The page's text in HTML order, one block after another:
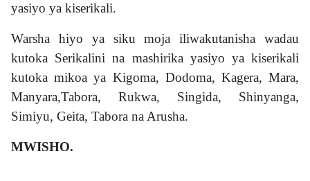
yasiyo ya kiserikali.
Warsha hiyo ya siku moja iliwakutanisha wadau
kutoka Serikalini na mashirika yasiyo ya kiserikali
kutoka mikoa ya Kigoma, Dodoma, Kagera, Mara,
Manyara,Tabora, Rukwa, Singida, Shinyanga,
Simiyu, Geita, Tabora na Arusha.
MWISHO.